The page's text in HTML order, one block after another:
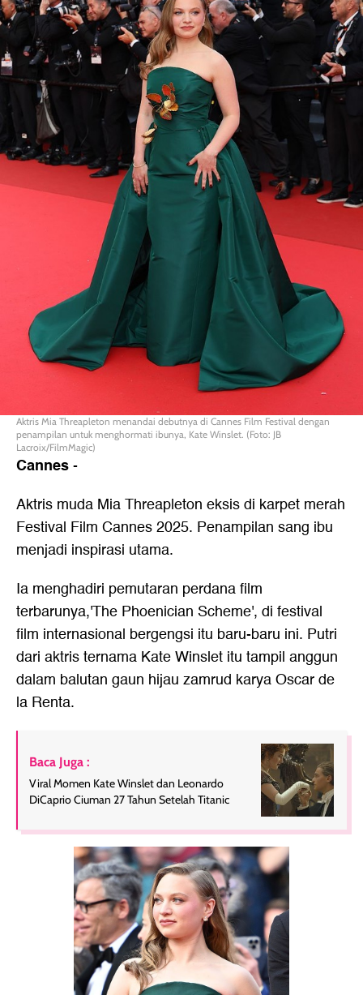
Aktris Mia Threapleton menandai debutnya di Cannes Film Festival dengan
penampilan untuk menghormati ibunya, Kate Winslet. (Foto: JB
Lacroix/FilmMagic)
Cannes-
Aktris muda Mia Threapleton eksis di karpet merah
Festival Film Cannes 2025. Penampilan sang ibu
menjadi inspirasi utama.
Ia menghadiri pemutaran perdana film
terbarunya,'The Phoenician Scheme', di festival
film internasional bergengsi itu baru-baru ini. Putri
dari aktris ternama Kate Winslet itu tampil anggun
dalam balutan gaun hijau zamrud karya Oscar de
la Renta.
Baca Juga :
Viral Momen Kate Winslet dan Leonardo
DiCaprio Ciuman 27 Tahun Setelah Titanic